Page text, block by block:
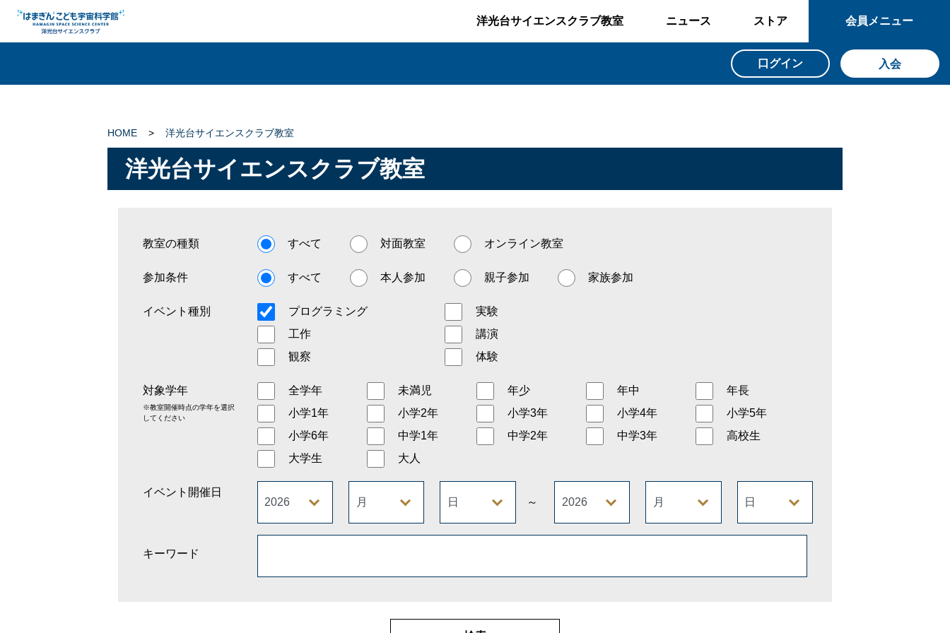
洋光台サイエンスクラブ教室 ニュース ストア 会員メニュー
口グイン 入会
HOME > 洋光台サイエンスクラブ教室
洋光台サイエンスクラブ教室
教室の種類 すべて 対面教室 オンライン教室
参加条件 すべて 本人参加 親子参加 家族参加
イベント種別 プログラミング
実験
工作
講演
観察
体験
対象学年
※教室開催時点の学年を選択
してください
全学年 未満児 年少 年中
年長
小学1年
小学2年 小学3年 小学4年
小学5年
小学6年
中学1年 中学2年 中学3年
高校生
大学生
大人
イベント開催日
～
キーワード